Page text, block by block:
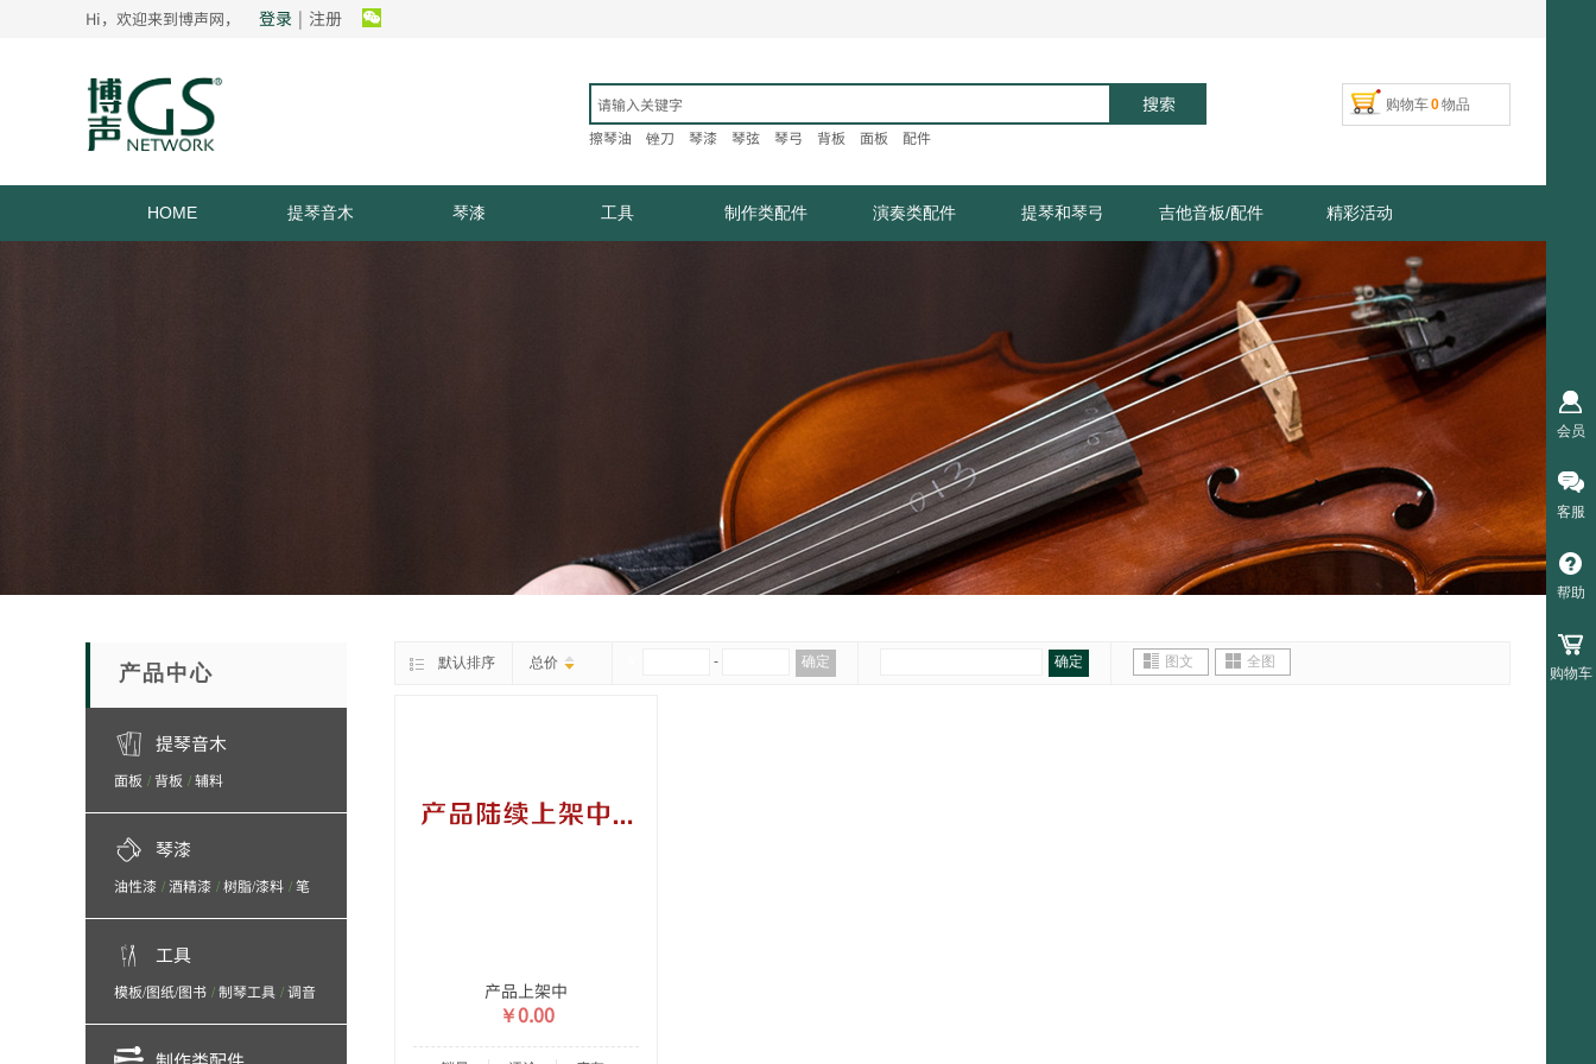
Hi，欢迎来到博声网， 登录 | 注册
购物车0物品
搜索
擦琴油 锉刀 琴漆 琴弦 琴弓 背板 面板 配件​
HOME 提琴音木 琴漆 工具 制作类配件 演奏类配件 提琴和琴弓 吉他音板/配件 精彩活动
默认排序 总价 - 确定 确定 图文 全图
产品上架中
￥0.00
产品中心
提琴音木
面板 / 背板 / 辅料
琴漆
油性漆 / 酒精漆 / 树脂/漆料 / 笔
刷 / 抛光/打磨/砂纸/砂布
工具
模板/图纸/图书 / 制琴工具 / 调音
工具/保养产品
会员
客服
帮助
购物车